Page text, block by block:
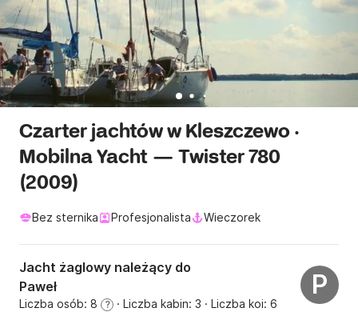
Czarter jachtów w Kleszczewo ·
Mobilna Yacht — Twister 780
(2009)
Bez sternika Profesjonalista Wieczorek
Jacht żaglowy należący do
Paweł
Liczba osób: 8 ? · Liczba kabin: 3 · Liczba koi: 6
P